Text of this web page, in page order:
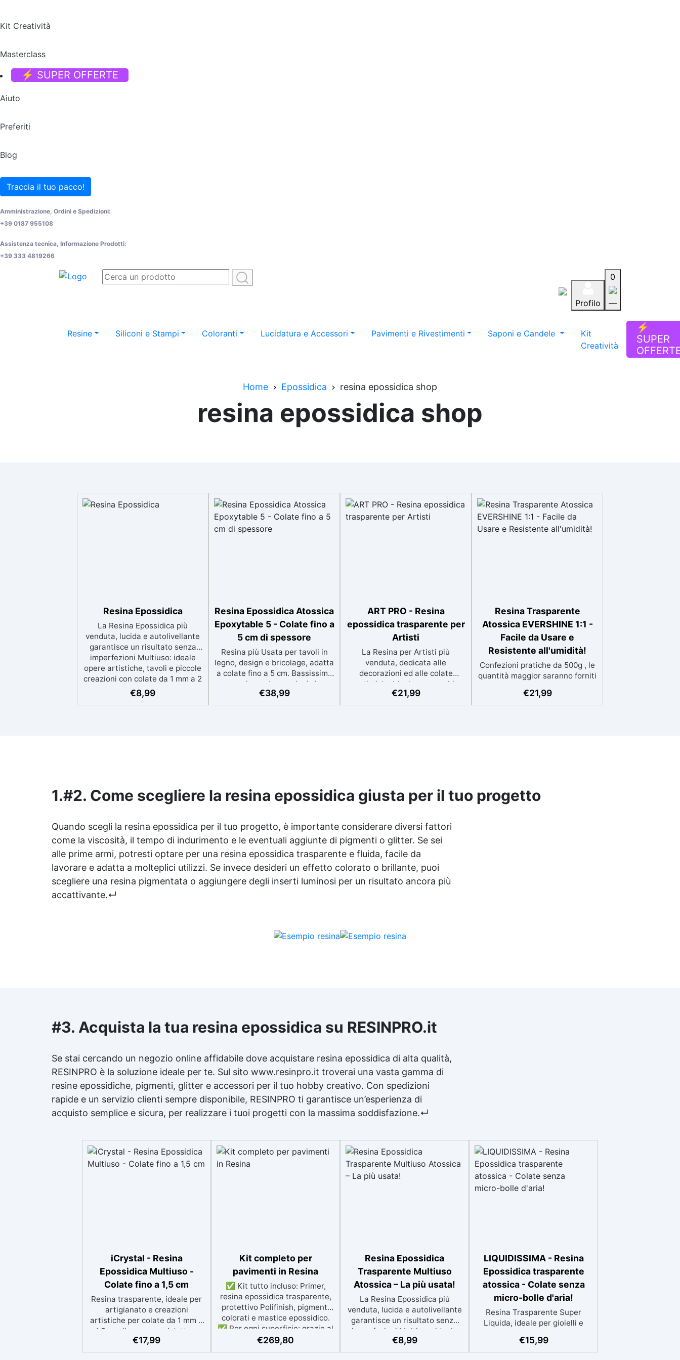
Kit Creatività
Masterclass
⚡ SUPER OFFERTE
Aiuto
Preferiti
Blog
Traccia il tuo pacco!
Amministrazione, Ordini e Spedizioni:
+39 0187 955108
Assistenza tecnica, Informazione Prodotti:
+39 333 4819266
Profilo
0
—
Resine Siliconi e Stampi Coloranti Lucidatura e Accessori Pavimenti e Rivestimenti Saponi e Candele
Kit
Creatività
⚡
SUPER
Home Epossidica resina epossidica shop
resina epossidica shop
Resina Epossidica
La Resina Epossidica più
venduta, lucida e autolivellante
garantisce un risultato senza
imperfezioni Multiuso: ideale
opere artistiche, tavoli e piccole
creazioni con colate da 1 mm a 2
cm Resistente ai graffi e ai raggi
UV, garantendo opere durature,
€8,99
Resina Epossidica Atossica
Epoxytable 5 - Colate fino a
5 cm di spessore
Resina più Usata per tavoli in
legno, design e bricolage, adatta
a colate fino a 5 cm. Bassissima
esotermia per lavorazioni sicure
e senza surriscaldamenti.
Resistente a graffi e
€38,99
ART PRO - Resina
epossidica trasparente per
Artisti
La Resina per Artisti più
venduta, dedicata alle
decorazioni ed alle colate
artistiche Ideale per quadri,
rivestimenti, vassoi e anche
piccole creazioni artistiche.
e brillante
€21,99
Resina Trasparente
Atossica EVERSHINE 1:1 -
Facile da Usare e
Resistente all'umidità!
Confezioni pratiche da 500g , le
quantità maggior saranno forniti
= 4 kit da 500g) Ideale per
principianti: a prova di errore,
Versatile e creativa: adatta per
colate, rivestimenti e colorabile
€21,99
1.#2. Come scegliere la resina epossidica giusta per il tuo progetto
Quando scegli la resina epossidica per il tuo progetto, è importante considerare diversi fattori
come la viscosità, il tempo di indurimento e le eventuali aggiunte di pigmenti o glitter. Se sei
alle prime armi, potresti optare per una resina epossidica trasparente e fluida, facile da
lavorare e adatta a molteplici utilizzi. Se invece desideri un effetto colorato o brillante, puoi
scegliere una resina pigmentata o aggiungere degli inserti luminosi per un risultato ancora più
accattivante.↵
#3. Acquista la tua resina epossidica su RESINPRO.it
Se stai cercando un negozio online affidabile dove acquistare resina epossidica di alta qualità,
RESINPRO è la soluzione ideale per te. Sul sito www.resinpro.it troverai una vasta gamma di
resine epossidiche, pigmenti, glitter e accessori per il tuo hobby creativo. Con spedizioni
rapide e un servizio clienti sempre disponibile, RESINPRO ti garantisce un’esperienza di
acquisto semplice e sicura, per realizzare i tuoi progetti con la massima soddisfazione.↵
iCrystal - Resina
Epossidica Multiuso -
Colate fino a 1,5 cm
Resina trasparente, ideale per
artigianato e creazioni
artistiche per colate da 1 mm a
1,5 cm di spessore. Adatta a
Tutti grazie al facile rapporto di
miscelazione 2:1, garantisce un
€17,99
Kit completo per
pavimenti in Resina
✅ Kit tutto incluso: Primer,
resina epossidica trasparente,
protettivo Polifinish, pigmenti
colorati e mastice epossidico.
✅ Per ogni superficie: grazie al
primer universale è applicabile
sia su calcestruzzo, piastrelle e
€269,80
Resina Epossidica
Trasparente Multiuso
Atossica – La più usata!
La Resina Epossidica più
venduta, lucida e autolivellante
garantisce un risultato senza
imperfezioni Multiuso: ideale
opere artistiche, tavoli e piccole
creazioni con colate da 1 mm a
€8,99
LIQUIDISSIMA - Resina
Epossidica trasparente
atossica - Colate senza
micro-bolle d'aria!
Resina Trasparente Super
Liquida, ideale per gioielli e
Tempi di lavorabilità prolungati,
perfetti per eliminare tutte le
€15,99